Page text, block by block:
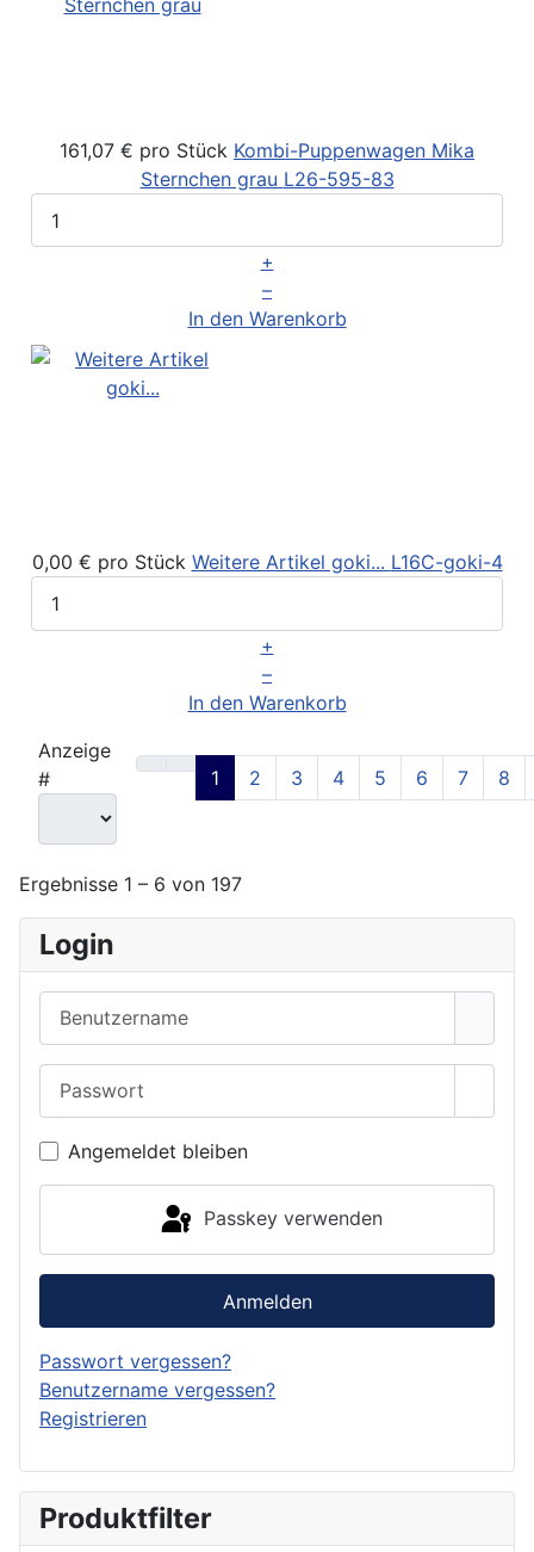
Login
Angemeldet bleiben
Passkey verwenden
Anmelden
Passwort vergessen?
Benutzername vergessen?
Registrieren
Produktfilter
161,07 € pro Stück Kombi-Puppenwagen Mika
Sternchen grau L26-595-83
+
–
In den Warenkorb
0,00 € pro Stück Weitere Artikel goki... L16C-goki-4
+
–
In den Warenkorb
Anzeige
#
1 2 3 4 5 6 7 8
Ergebnisse 1 – 6 von 197